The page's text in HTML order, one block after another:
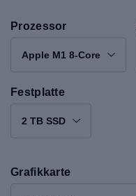
Prozessor
Apple M1 8-Core
Festplatte
2 TB SSD
Grafikkarte